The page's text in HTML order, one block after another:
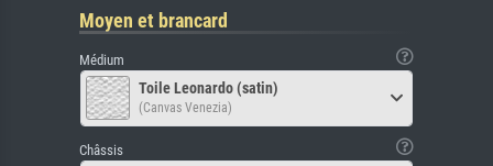
Moyen et brancard
Médium
Toile Leonardo (satin)
(Canvas Venezia)
Châssis